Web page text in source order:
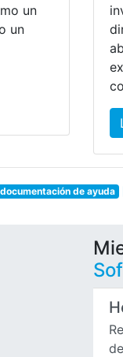
un
un
de ayuda